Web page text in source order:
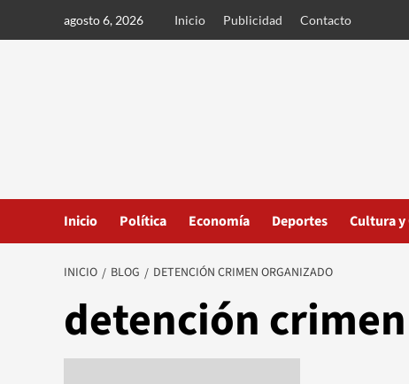
agosto 6, 2026 Inicio Publicidad Contacto
Inicio Política Economía Deportes Cultura y
INICIO BLOG DETENCIÓN CRIMEN ORGANIZADO
detención